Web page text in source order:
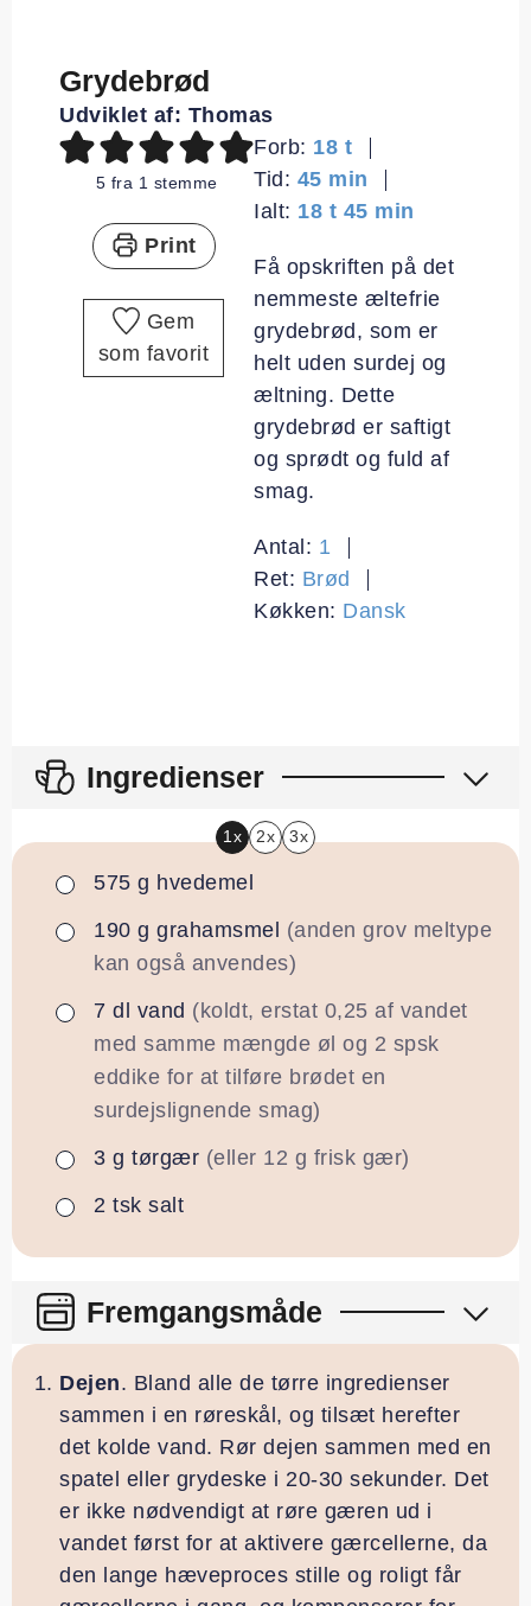
Grydebrød
Udviklet af: Thomas
5 fra 1 stemme
Print
Gem
som favorit
Forb: 18timer
t
Tid: 45minutter
min
Ialt: 18timer
t 45minutter
min
Få opskriften på det
nemmeste æltefrie
grydebrød, som er
helt uden surdej og
æltning. Dette
grydebrød er saftigt
og sprødt og fuld af
smag.
Antal: 1
Ret: Brød
Køkken: Dansk
Ingredienser
1x 2x 3x
▢
575 g hvedemel
▢
190 g grahamsmel (anden grov meltype
kan også anvendes)
▢
7 dl vand (koldt, erstat 0,25 af vandet
med samme mængde øl og 2 spsk
eddike for at tilføre brødet en
surdejslignende smag)
▢
3 g tørgær (eller 12 g frisk gær)
▢
2 tsk salt
Fremgangsmåde
Dejen. Bland alle de tørre ingredienser
sammen i en røreskål, og tilsæt herefter
det kolde vand. Rør dejen sammen med en
spatel eller grydeske i 20-30 sekunder. Det
er ikke nødvendigt at røre gæren ud i
vandet først for at aktivere gærcellerne, da
den lange hæveproces stille og roligt får